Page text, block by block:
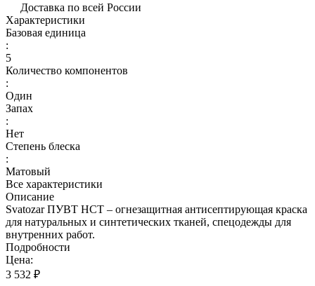
Доставка по всей России
Характеристики
Базовая единица
:
5
Количество компонентов
:
Один
Запах
:
Нет
Степень блеска
:
Матовый
Все характеристики
Описание
Svatozar ПУВТ НСТ – огнезащитная антисептирующая краска
для натуральных и синтетических тканей, спецодежды для
внутренних работ.
Подробности
Цена:
3 532 ₽